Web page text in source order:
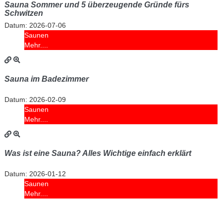
Sauna Sommer und 5 überzeugende Gründe fürs
Schwitzen
Datum: 2026-07-06
Saunen
Mehr....
Sauna im Badezimmer
Datum: 2026-02-09
Saunen
Mehr....
Was ist eine Sauna? Alles Wichtige einfach erklärt
Datum: 2026-01-12
Saunen
Mehr....